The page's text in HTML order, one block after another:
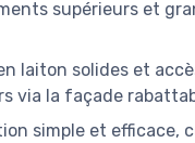
supérieurs et
laiton solides et
via la façade
simple et efficace,